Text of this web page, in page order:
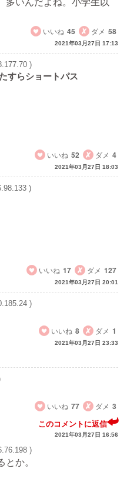
いいね 45 ダメ 58
2021年03月27日 17:13
)
すらショートパス
いいね 52 ダメ 4
2021年03月27日 18:03
)
いいね 17 ダメ 127
2021年03月27日 20:01
)
いいね 8 ダメ 1
2021年03月27日 23:33
いいね 77 ダメ 3
このコメントに返信
2021年03月27日 16:56
)
とか。